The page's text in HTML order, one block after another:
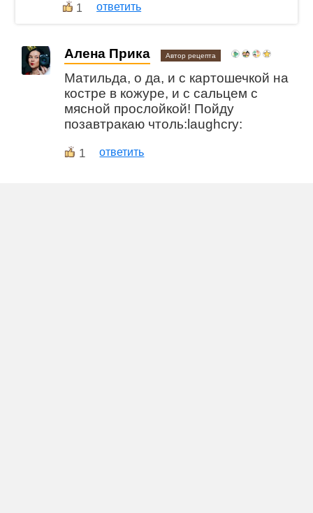
1 ответить
Алена Прика Автор рецепта
Матильда, о да, и с картошечкой на
костре в кожуре, и с сальцем с
мясной прослойкой! Пойду
позавтракаю чтоль:laughcry:
1 ответить